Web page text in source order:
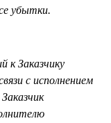
убытки.
к Заказчику
с исполнением